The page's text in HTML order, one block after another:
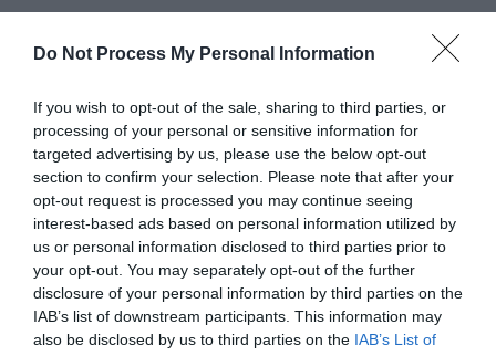
Do Not Process My Personal Information
If you wish to opt-out of the sale, sharing to third parties, or
processing of your personal or sensitive information for
targeted advertising by us, please use the below opt-out
section to confirm your selection. Please note that after your
opt-out request is processed you may continue seeing
interest-based ads based on personal information utilized by
us or personal information disclosed to third parties prior to
your opt-out. You may separately opt-out of the further
disclosure of your personal information by third parties on the
IAB’s list of downstream participants. This information may
also be disclosed by us to third parties on the IAB’s List of
Karte & Richtungen Map Link
Karte anzeigen